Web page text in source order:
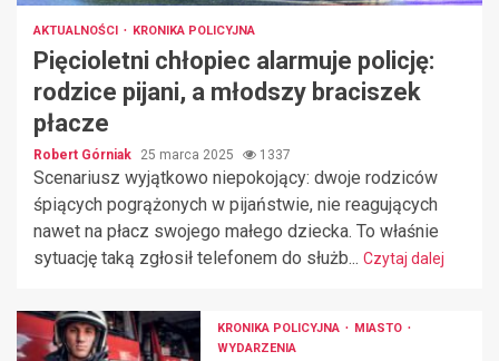
AKTUALNOŚCI KRONIKA POLICYJNA
Pięcioletni chłopiec alarmuje policję:
rodzice pijani, a młodszy braciszek
płacze
Robert Górniak 25 marca 2025 1337
Scenariusz wyjątkowo niepokojący: dwoje rodziców
śpiących pogrążonych w pijaństwie, nie reagujących
nawet na płacz swojego małego dziecka. To właśnie
sytuację taką zgłosił telefonem do służb... Czytaj dalej
KRONIKA POLICYJNA
MIASTO
WYDARZENIA